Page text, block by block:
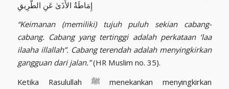
إِمَاطَةُ الأَذَىٰ عَنِ الطَّرِيقِ
“Keimanan (memiliki) tujuh puluh sekian cabang-
cabang. Cabang yang tertinggi adalah perkataan ‘laa
ilaaha illallah”. Cabang terendah adalah menyingkirkan
gangguan dari jalan.”(HR Muslim no. 35).
Ketika Rasulullah ﷺ menekankan menyingkirkan